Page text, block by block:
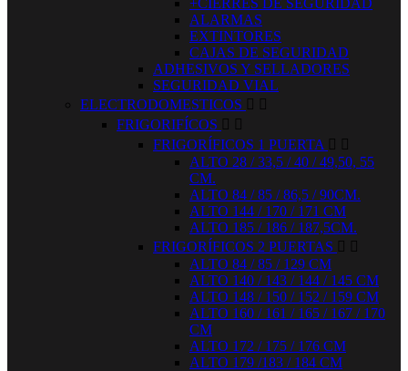
+CIERRES DE SEGURIDAD
ALARMAS
EXTINTORES
CAJAS DE SEGURIDAD
ADHESIVOS Y SELLADORES
SEGURIDAD VIAL
ELECTRODOMESTICOS  
FRIGORIFÍCOS  
FRIGORÍFICOS 1 PUERTA  
ALTO 28 / 33,5 / 40 / 49,50, 55
CM.
ALTO 84 / 85 / 86,5 / 90CM.
ALTO 144 / 170 / 171 CM
ALTO 185 / 186 / 187,5CM.
FRIGORÍFICOS 2 PUERTAS  
ALTO 84 / 85 / 129 CM
ALTO 140 / 143 / 144 / 145 CM
ALTO 148 / 150 / 152 / 159 CM
ALTO 160 / 161 / 165 / 167 / 170
CM
ALTO 172 / 175 / 176 CM
ALTO 179 /183 / 184 CM